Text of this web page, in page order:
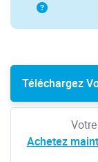
Téléchargez
Achetez